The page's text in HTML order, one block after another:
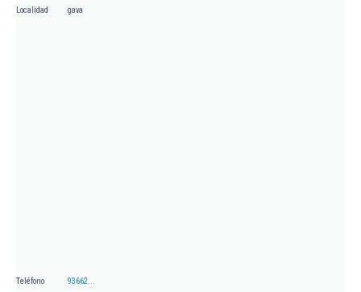
Localidad gava
Teléfono 93662...